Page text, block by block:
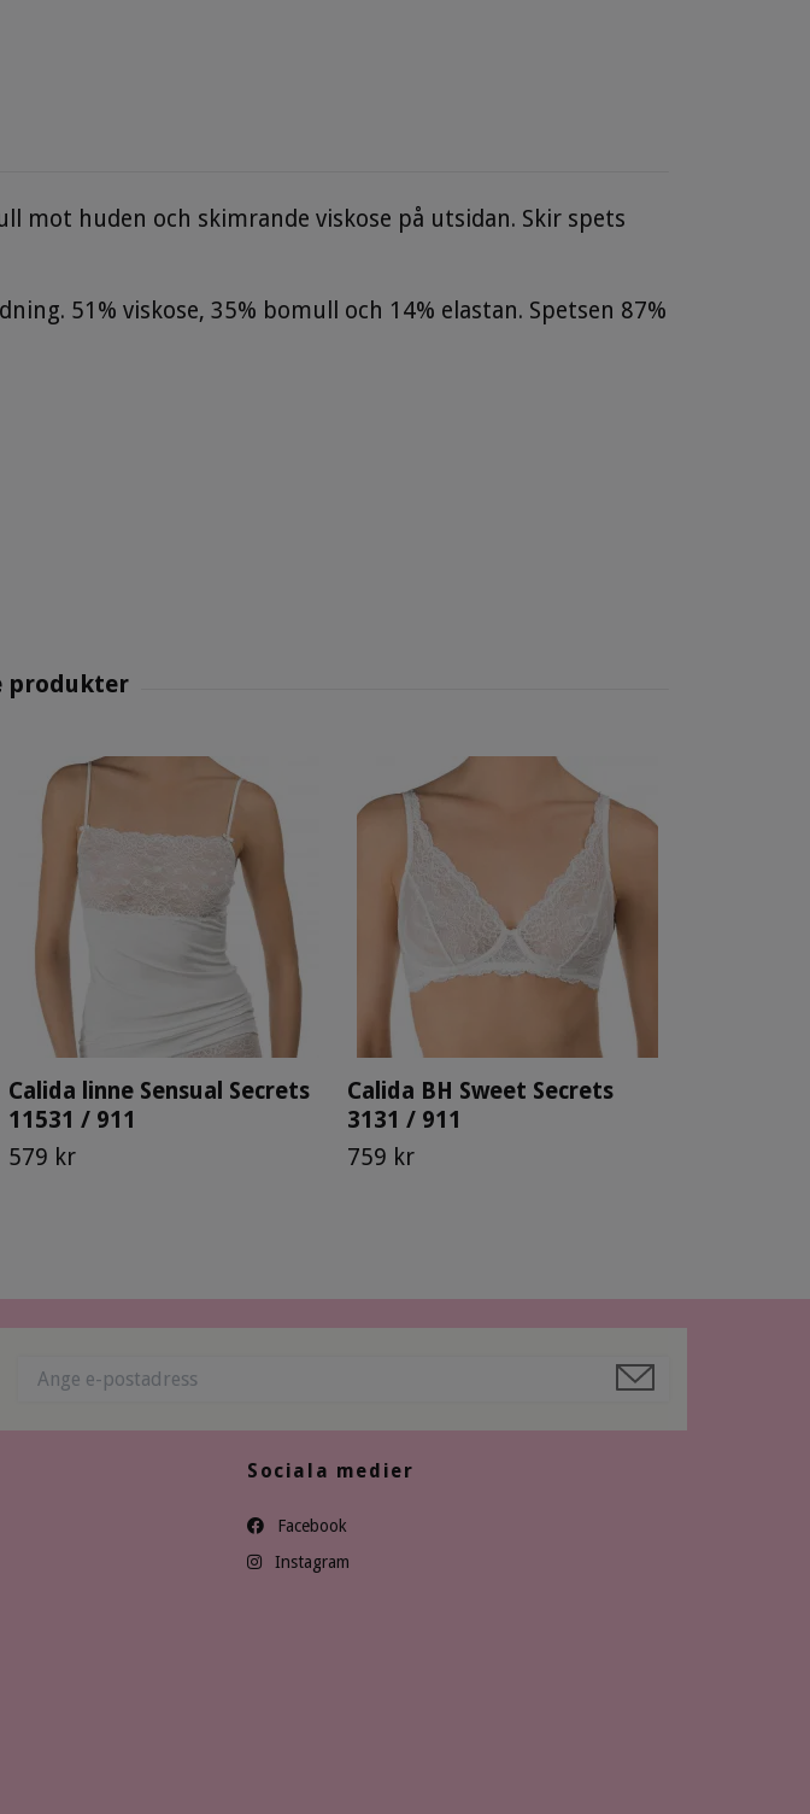
huden och skimrande viskose på utsidan. Skir spets
51% viskose, 35% bomull och 14% elastan. Spetsen 87%
Calida linne Sensual Secrets
11531 / 911
579 kr
Calida BH Sweet Secrets
3131 / 911
759 kr
Sociala medier
Facebook
Instagram